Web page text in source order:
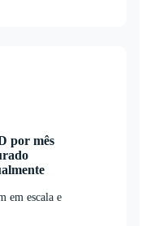
por mês
em escala e